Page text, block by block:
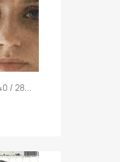
/ 28...